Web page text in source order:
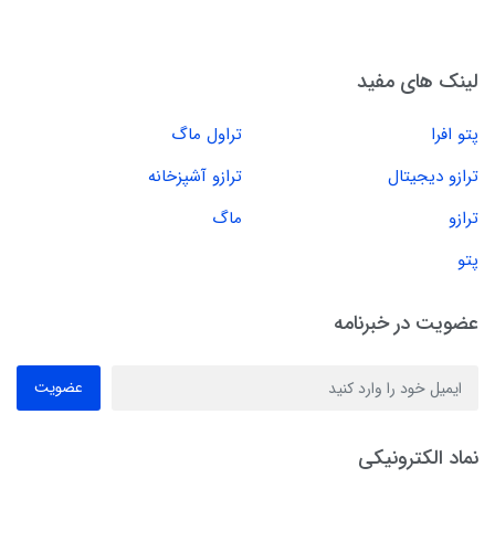
لینک های مفید
پتو افرا
تراول ماگ
ترازو دیجیتال
ترازو آشپزخانه
ترازو
ماگ
پتو
عضویت در خبرنامه
عضویت
نماد الکترونیکی